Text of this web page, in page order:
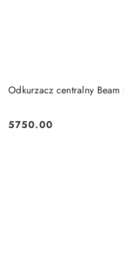
Odkurzacz centralny
Cena:
5750.00